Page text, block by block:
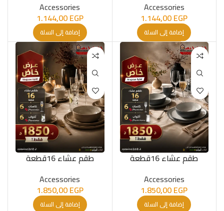
Accessories
1.144,00EGP
إضافة إلى السلة
Accessories
1.144,00EGP
إضافة إلى السلة
طقم عشاء 16قطعة
Accessories
1.850,00EGP
إضافة إلى السلة
طقم عشاء 16قطعة
Accessories
1.850,00EGP
إضافة إلى السلة